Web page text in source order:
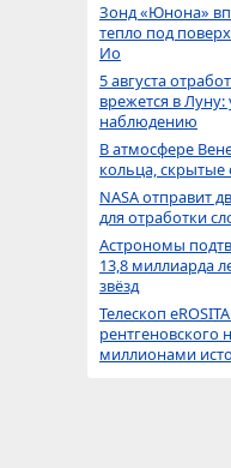
Зонд «Юнона»
тепло под
Ио
5 августа
врежется в Луну:
наблюдению
В атмосфере
кольца, скрытые
NASA отправит
для отработки
Астрономы
13,8 миллиарда
звёзд
Телескоп
рентгеновского
миллионами